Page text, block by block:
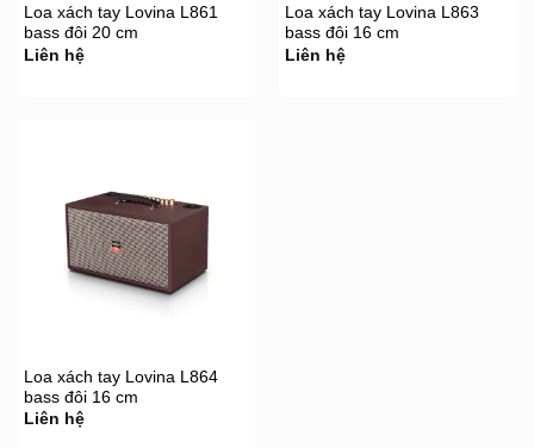
Loa xách tay Lovina L861
bass đôi 20 cm
Liên hệ
Loa xách tay Lovina L863
bass đôi 16 cm
Liên hệ
Loa xách tay Lovina L864
bass đôi 16 cm
Liên hệ